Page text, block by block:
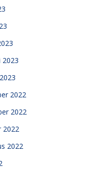
2023
2022
2022
2022
2022